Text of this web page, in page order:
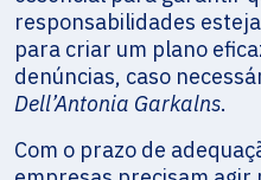
responsabilidades
para criar um plano
denúncias, caso
Dell’Antonia Garkalns.
Com o prazo de